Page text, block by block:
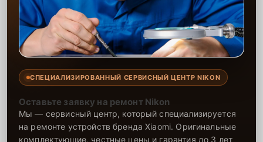
СПЕЦИАЛИЗИРОВАННЫЙ СЕРВИСНЫЙ ЦЕНТР NIKON
Оставьте заявку на ремонт Nikon
Мы — сервисный центр, который специализируется
на ремонте устройств бренда Xiaomi. Оригинальные
комплектующие, честные цены и гарантия до 3 лет